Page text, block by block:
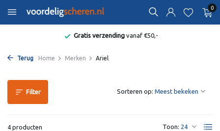
0
Gratis verzendingvanaf €50,-
Terug Home Merken Ariel
Filter
4 producten Toon:
Sorteren op: